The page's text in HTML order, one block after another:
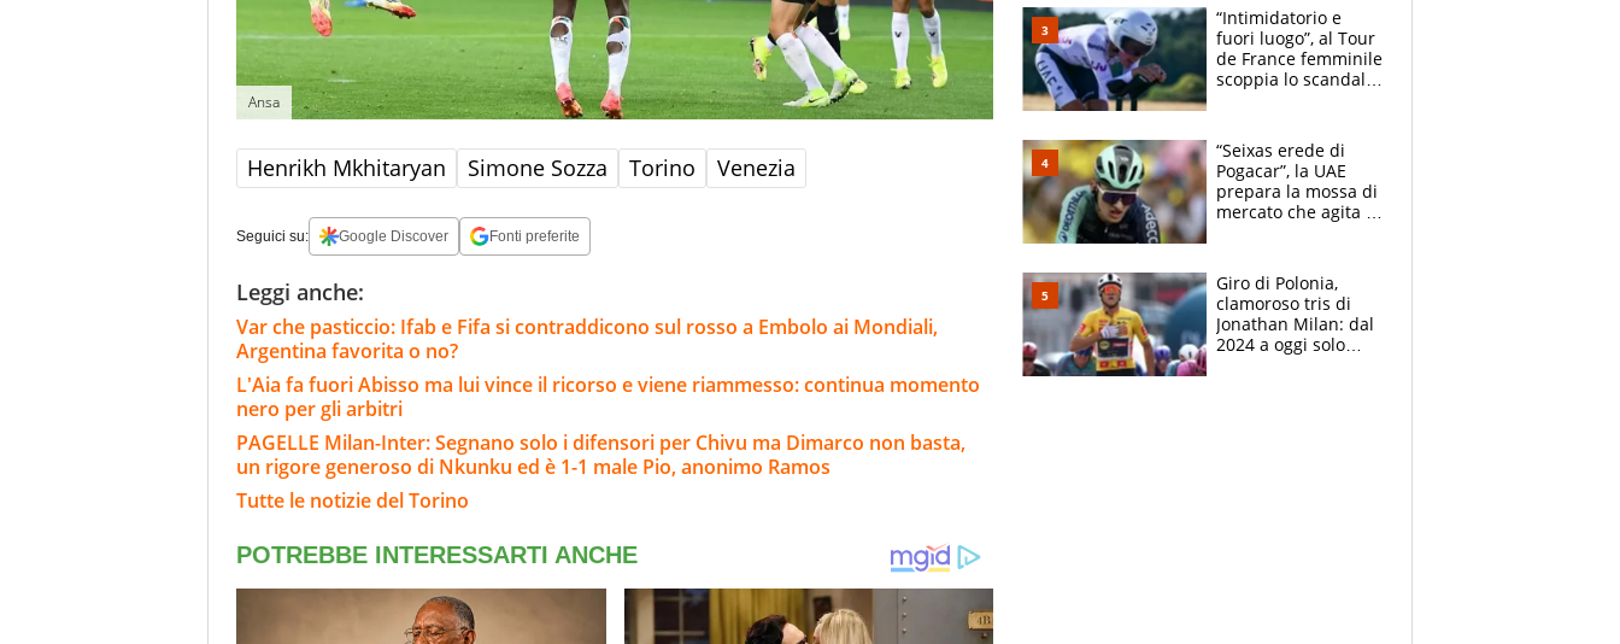
Ansa
Henrikh Mkhitaryan Simone Sozza Torino Venezia
Seguici su: Google Discover Fonti preferite
Leggi anche:
Var che pasticcio: Ifab e Fifa si contraddicono sul rosso a Embolo ai Mondiali,
Argentina favorita o no?
L'Aia fa fuori Abisso ma lui vince il ricorso e viene riammesso: continua momento
nero per gli arbitri
PAGELLE Milan-Inter: Segnano solo i difensori per Chivu ma Dimarco non basta,
un rigore generoso di Nkunku ed è 1-1 male Pio, anonimo Ramos
Tutte le notizie del Torino
“Intimidatorio e
fuori luogo”, al Tour
de France femminile
scoppia lo scandalo:
atlete
“Seixas erede di
Pogacar”, la UAE
prepara la mossa di
mercato che agita la
a Burgos
Giro di Polonia,
clamoroso tris di
Jonathan Milan: dal
2024 a oggi solo